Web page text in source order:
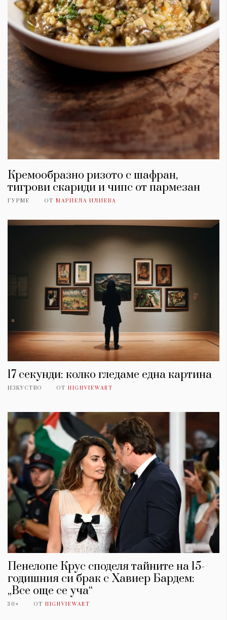
Кремообразно ризото с шафран,
тигрови скариди и чипс от пармезан
ГУРМЕ ОТ МАРИЕЛА ИЛИЕВА
17 секунди: колко гледаме една картина
ИЗКУСТВО ОТ HIGHVIEWART
Пенелопе Крус споделя тайните на 15-
годишния си брак с Хавиер Бардем:
„Все още се уча“
30+ ОТ HIGHVIEWART